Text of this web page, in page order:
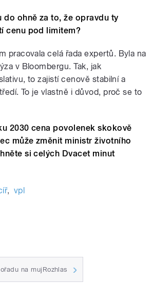
do ohně za to, že opravdu ty
cenu pod limitem?
pracovala celá řada expertů. Byla na
v Bloombergu. Tak, jak
to zajistí cenově stabilní a
To je vlastně i důvod, proč se to
2030 cena povolenek skokově
může změnit ministr životního
si celých Dvacet minut
, vpl
na mujRozhlas